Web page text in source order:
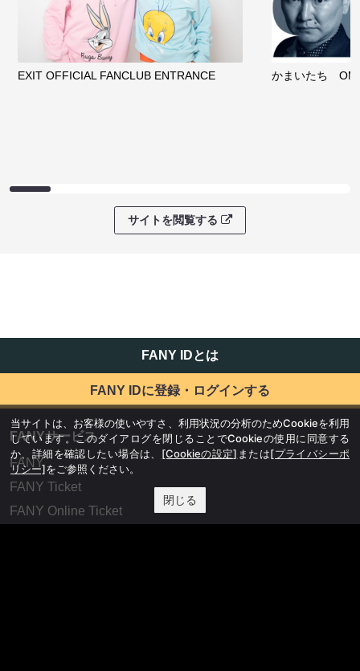
EXIT OFFICIAL FANCLUB ENTRANCE かまいたち
サイトを閲覧する
FANY IDとは
FANY IDに登録・ログインする
FANYサービス
FANY
FANY Ticket
FANY Online Ticket
当サイトは、お客様の使いやすさ、利用状況の分析のためCookieを利用
しています。このダイアログを閉じることでCookieの使用に同意する
か、詳細を確認したい場合は、 [Cookieの設定] または[プライバシーポ
リシー]をご参照ください。
閉じる